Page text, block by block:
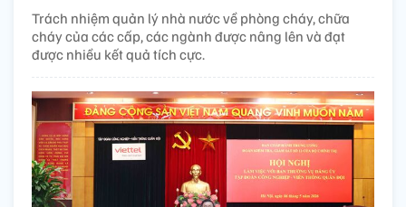
Trách nhiệm quản lý nhà nước về phòng cháy, chữa
cháy của các cấp, các ngành được nâng lên và đạt
được nhiều kết quả tích cực.